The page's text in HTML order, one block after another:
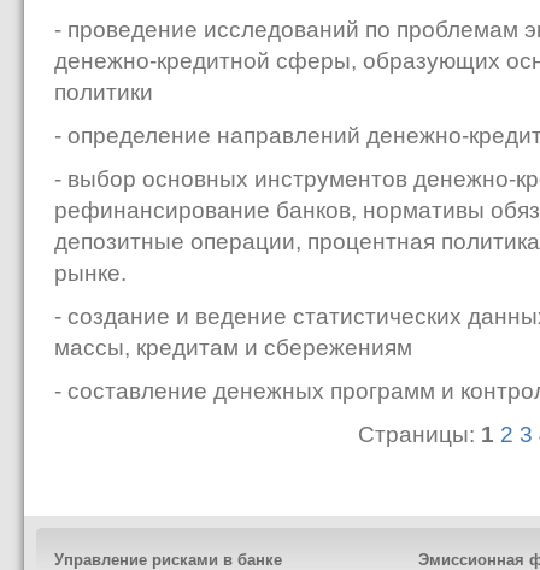
- проведение исследований по проблемам
денежно-кредитной сферы, образующих
политики
- определение направлений денежно-
- выбор основных инструментов денежно-
рефинансирование банков, нормативы
депозитные операции, процентная
рынке.
- создание и ведение статистических
массы, кредитам и сбережениям
- составление денежных программ и
Страницы: 1 2 3
Управление рисками в банке Эмиссионная